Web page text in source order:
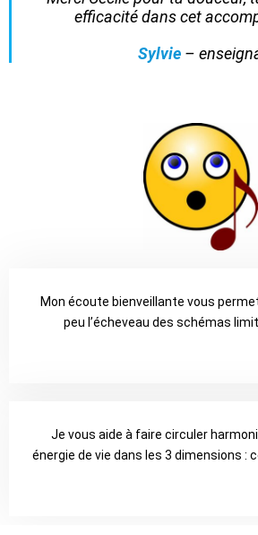
efficacité dans cet
Sylvie–
Mon écoute bienveillante vous
peu l’écheveau des schémas
Je vous aide à faire circuler
énergie de vie dans les 3 dimensions :